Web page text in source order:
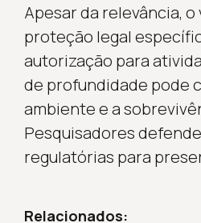
Apesar da relevância,
proteção legal
autorização para
de profundidade pode
ambiente e a
Pesquisadores
regulatórias para
Relacionados: